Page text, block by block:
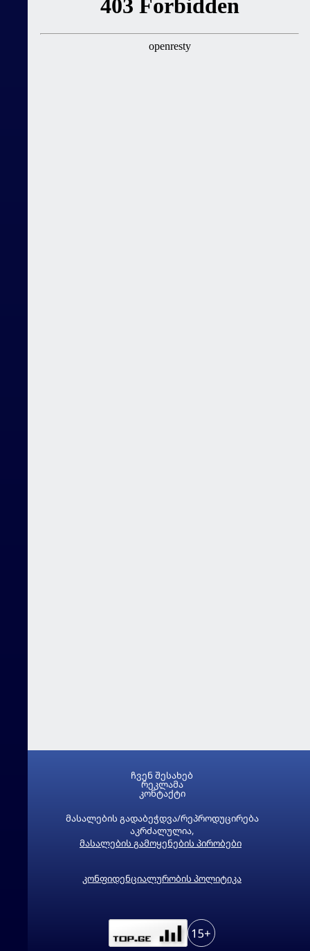
მასალების გადაბეჭდვა/რეპროდუცირება
აკრძალულია,
მასალების გამოყენების პირობები
კონფიდენციალურობის პოლიტიკა
ჩვენ შესახებ
რეკლამა
კონტაქტი